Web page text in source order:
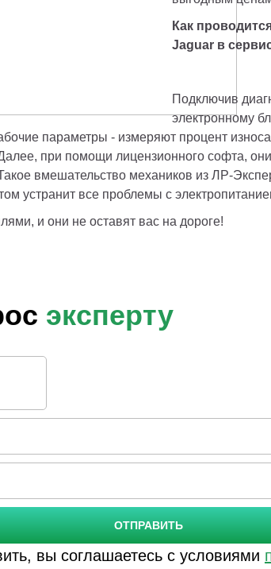
Как
Jaguar в
Подключив
электронному
параметры - измеряют процент
при помощи лицензионного софта,
вмешательство механиков из ЛР-
устранит все проблемы с
и они не оставят вас на дороге!
эксперту
ОТПРАВИТЬ
вы соглашаетесь с условиями